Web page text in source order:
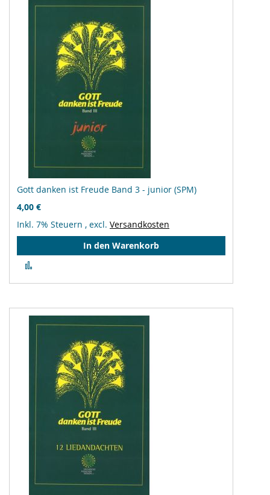
Gott danken ist Freude Band 3 - junior (SPM)
4,00 €
Inkl. 7% Steuern , excl. Versandkosten
In den Warenkorb
hinzufügen